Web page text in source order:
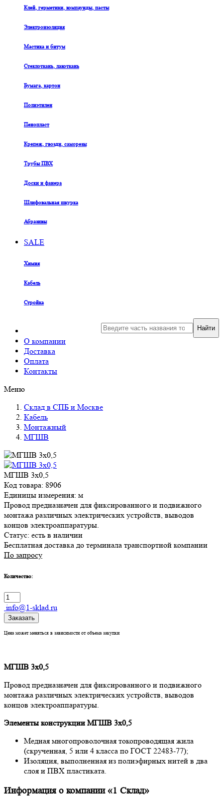
Клей, герметики, компаунды, пасты
Электроизоляция
Мастика и битум
Стеклоткань, лакоткань
Бумага, картон
Полиэтилен
Пенопласт
Крепеж, гвозди, саморезы
Трубы ПВХ
Доски и фанера
Шлифовальная шкурка
Абразивы
SALE
Химия
Кабель
Стройка
О компании
Доставка
Оплата
Контакты
Найти
Меню
Склад в СПБ и Москве
Кабель
Монтажный
МГШВ
МГШВ 3х0,5
Код товара: 8906
Единицы измерения: м
Провод предназначен для фиксированного и подвижного
монтажа различных электрических устройств, выводов
концов электроаппаратуры.
Статус: есть в наличии
Бесплатная доставка до терминала транспортной компании
По запросу
Количество:
info@1-sklad.ru
Заказать
Цена может меняться в зависимости от объема закупки
МГШВ 3х0,5
Провод предназначен для фиксированного и подвижного
монтажа различных электрических устройств, выводов
концов электроаппаратуры.
Элементы конструкции МГШВ 3х0,5
Медная многопроволочная токопроводящая жила
(скрученная, 5 или 4 класса по ГОСТ 22483-77);
Изоляция, выполненная из полиэфирных нитей в два
слоя и ПВХ пластиката.
Информация о компании «1 Склад»